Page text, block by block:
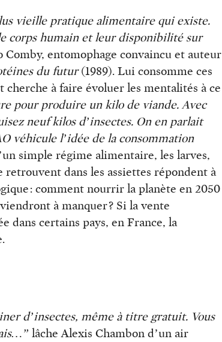
vieille pratique alimentaire qui existe.
corps humain et leur disponibilité sur
Comby, entomophage convaincu et auteur
du futur(1989). Lui consomme ces
à faire évoluer les mentalités à ce
pour produire un kilo de viande. Avec
neuf kilos d’insectes. On en parlait
véhicule l’idée de la consommation
simple régime alimentaire, les larves,
retrouvent dans les assiettes répondent à
: comment nourrir la planète en 2050
à manquer ? Si la vente
dans certains pays, en France, la
d’insectes, même à titre gratuit. Vous
lâche Alexis Chambon d’un air